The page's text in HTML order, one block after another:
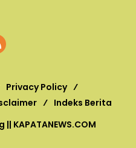
Privacy Policy
Indeks Berita
|| KAPATANEWS.COM